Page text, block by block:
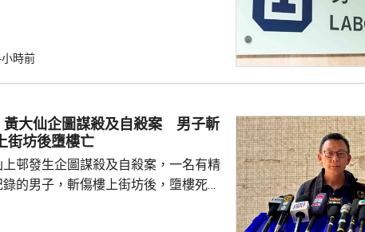
時前
黃大仙企圖謀殺及自殺案 男子斬
街坊後墮樓亡
上邨發生企圖謀殺及自殺案，一名有精
錄的男子，斬傷樓上街坊後，墮樓死